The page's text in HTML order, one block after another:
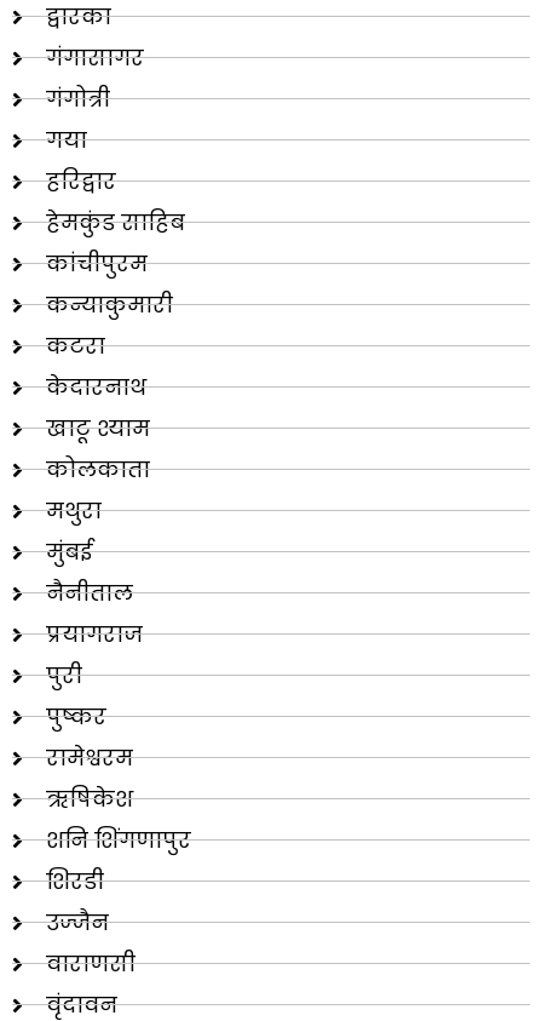
द्वारका
गंगासागर
गंगोत्री
गया
हरिद्वार
हेमकुंड साहिब
कांचीपुरम
कन्याकुमारी
कटरा
केदारनाथ
खाटू श्याम
कोलकाता
मथुरा
मुंबई
नैनीताल
प्रयागराज
पुरी
पुष्कर
रामेश्वरम
ऋषिकेश
शनि शिंगणापुर
शिरडी
उज्जैन
वाराणसी
वृंदावन